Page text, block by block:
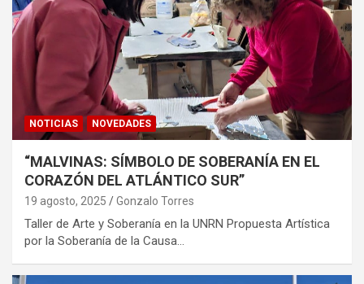
NOTICIAS NOVEDADES
“MALVINAS: SÍMBOLO DE SOBERANÍA EN EL
CORAZÓN DEL ATLÁNTICO SUR”
19 agosto, 2025 Gonzalo Torres
Taller de Arte y Soberanía en la UNRN Propuesta Artística
por la Soberanía de la Causa…